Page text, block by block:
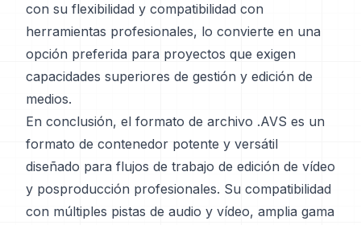
con su flexibilidad y compatibilidad con
herramientas profesionales, lo convierte en una
opción preferida para proyectos que exigen
capacidades superiores de gestión y edición de
medios.
En conclusión, el formato de archivo .AVS es un
formato de contenedor potente y versátil
diseñado para flujos de trabajo de edición de vídeo
y posproducción profesionales. Su compatibilidad
con múltiples pistas de audio y vídeo, amplia gama